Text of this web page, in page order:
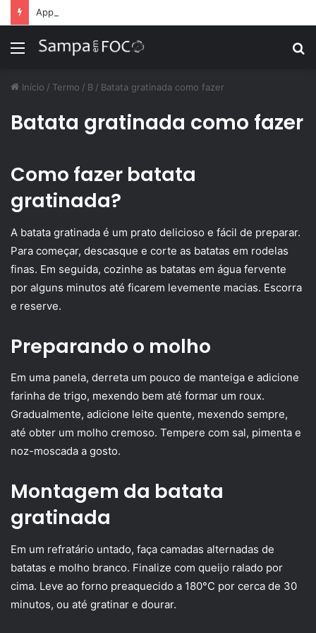
Menu
Início / Termo / B / Batata gratinada como fazer
Batata gratinada como fazer
Como fazer batata
gratinada?
A batata gratinada é um prato delicioso e fácil de preparar.
Para começar, descasque e corte as batatas em rodelas
finas. Em seguida, cozinhe as batatas em água fervente
por alguns minutos até ficarem levemente macias. Escorra
e reserve.
Preparando o molho
Em uma panela, derreta um pouco de manteiga e adicione
farinha de trigo, mexendo bem até formar um roux.
Gradualmente, adicione leite quente, mexendo sempre,
até obter um molho cremoso. Tempere com sal, pimenta e
noz-moscada a gosto.
Montagem da batata
gratinada
Em um refratário untado, faça camadas alternadas de
batatas e molho branco. Finalize com queijo ralado por
cima. Leve ao forno preaquecido a 180°C por cerca de 30
minutos, ou até gratinar e dourar.